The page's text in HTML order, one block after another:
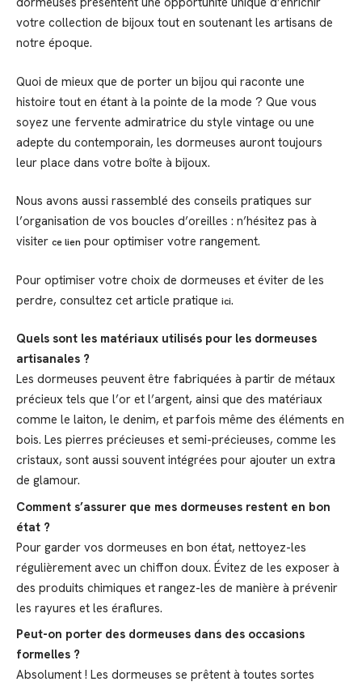
votre collection de bijoux tout en soutenant les artisans de
notre époque.
Quoi de mieux que de porter un bijou qui raconte une
histoire tout en étant à la pointe de la mode ? Que vous
soyez une fervente admiratrice du style vintage ou une
adepte du contemporain, les dormeuses auront toujours
leur place dans votre boîte à bijoux.
Nous avons aussi rassemblé des conseils pratiques sur
l’organisation de vos boucles d’oreilles : n’hésitez pas à
visiter ce lien pour optimiser votre rangement.
Pour optimiser votre choix de dormeuses et éviter de les
perdre, consultez cet article pratique ici.
Quels sont les matériaux utilisés pour les dormeuses
artisanales ?
Les dormeuses peuvent être fabriquées à partir de métaux
précieux tels que l’or et l’argent, ainsi que des matériaux
comme le laiton, le denim, et parfois même des éléments en
bois. Les pierres précieuses et semi-précieuses, comme les
cristaux, sont aussi souvent intégrées pour ajouter un extra
de glamour.
Comment s’assurer que mes dormeuses restent en bon
état ?
Pour garder vos dormeuses en bon état, nettoyez-les
régulièrement avec un chiffon doux. Évitez de les exposer à
des produits chimiques et rangez-les de manière à prévenir
les rayures et les éraflures.
Peut-on porter des dormeuses dans des occasions
formelles ?
Absolument ! Les dormeuses se prêtent à toutes sortes